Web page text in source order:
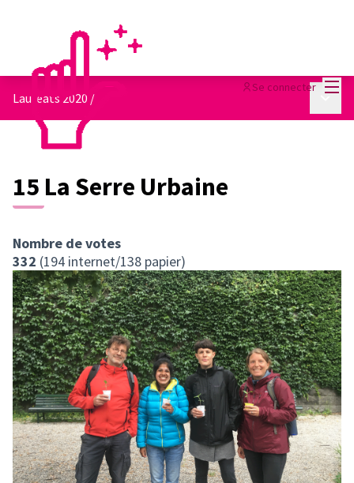
Se connecter
Lauréats 2020 /
15 La Serre Urbaine
Nombre de votes
332 (194 internet/138 papier)